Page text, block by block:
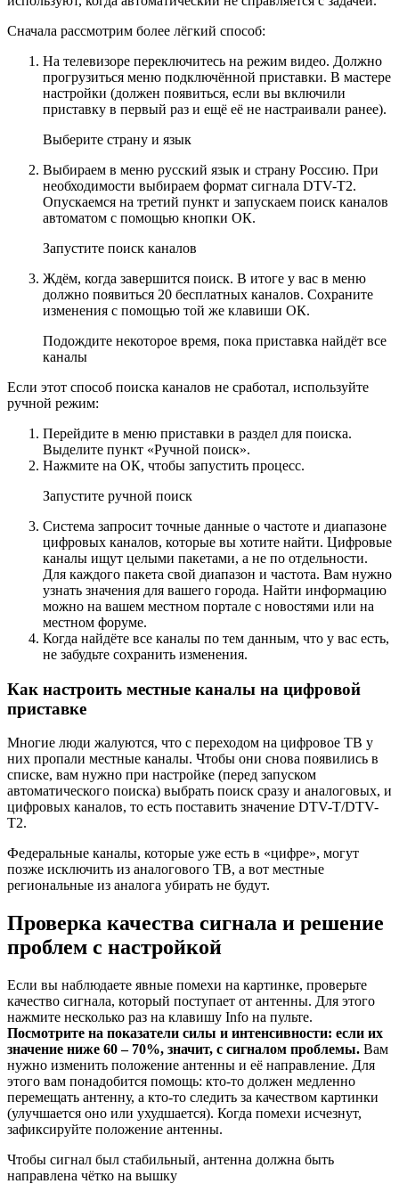
Сначала рассмотрим более лёгкий способ:
На телевизоре переключитесь на режим видео. Должно
прогрузиться меню подключённой приставки. В мастере
настройки (должен появиться, если вы включили
приставку в первый раз и ещё её не настраивали ранее).
Выберите страну и язык
Выбираем в меню русский язык и страну Россию. При
необходимости выбираем формат сигнала DTV-T2.
Опускаемся на третий пункт и запускаем поиск каналов
автоматом с помощью кнопки ОК.
Запустите поиск каналов
Ждём, когда завершится поиск. В итоге у вас в меню
должно появиться 20 бесплатных каналов. Сохраните
изменения с помощью той же клавиши ОК.
Подождите некоторое время, пока приставка найдёт все
каналы
Если этот способ поиска каналов не сработал, используйте
ручной режим:
Перейдите в меню приставки в раздел для поиска.
Выделите пункт «Ручной поиск».
Нажмите на ОК, чтобы запустить процесс.
Запустите ручной поиск
Система запросит точные данные о частоте и диапазоне
цифровых каналов, которые вы хотите найти. Цифровые
каналы ищут целыми пакетами, а не по отдельности.
Для каждого пакета свой диапазон и частота. Вам нужно
узнать значения для вашего города. Найти информацию
можно на вашем местном портале с новостями или на
местном форуме.
Когда найдёте все каналы по тем данным, что у вас есть,
не забудьте сохранить изменения.
Как настроить местные каналы на цифровой
приставке
Многие люди жалуются, что с переходом на цифровое ТВ у
них пропали местные каналы. Чтобы они снова появились в
списке, вам нужно при настройке (перед запуском
автоматического поиска) выбрать поиск сразу и аналоговых, и
цифровых каналов, то есть поставить значение DTV-T/DTV-
T2.
Федеральные каналы, которые уже есть в «цифре», могут
позже исключить из аналогового ТВ, а вот местные
региональные из аналога убирать не будут.
Проверка качества сигнала и решение
проблем с настройкой
Если вы наблюдаете явные помехи на картинке, проверьте
качество сигнала, который поступает от антенны. Для этого
нажмите несколько раз на клавишу Info на пульте.
Посмотрите на показатели силы и интенсивности: если их
значение ниже 60 – 70%, значит, с сигналом проблемы. Вам
нужно изменить положение антенны и её направление. Для
этого вам понадобится помощь: кто-то должен медленно
перемещать антенну, а кто-то следить за качеством картинки
(улучшается оно или ухудшается). Когда помехи исчезнут,
зафиксируйте положение антенны.
Чтобы сигнал был стабильный, антенна должна быть
направлена чётко на вышку